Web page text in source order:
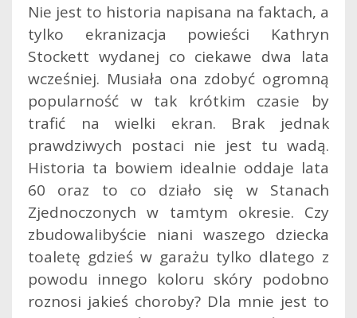
Nie jest to historia napisana na faktach, a
tylko ekranizacja powieści Kathryn
Stockett wydanej co ciekawe dwa lata
wcześniej. Musiała ona zdobyć ogromną
popularność w tak krótkim czasie by
trafić na wielki ekran. Brak jednak
prawdziwych postaci nie jest tu wadą.
Historia ta bowiem idealnie oddaje lata
60 oraz to co działo się w Stanach
Zjednoczonych w tamtym okresie. Czy
zbudowalibyście niani waszego dziecka
toaletę gdzieś w garażu tylko dlatego z
powodu innego koloru skóry podobno
roznosi jakieś choroby? Dla mnie jest to